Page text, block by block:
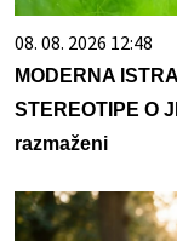
08. 08. 2026 12:48
MODERNA
STEREOTIPE O
razmaženi